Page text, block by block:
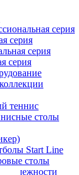
серия
серия
серия
серия
теннис
столы
Start Line
столы